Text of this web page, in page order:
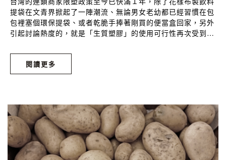
提袋在文青界掀起了一陣潮流、無論男女老幼都已經習慣在包
包裡塞個環保提袋、或者乾脆手捧著剛買的便當盒回家，另外
引起討論熱度的，就是「生質塑膠」的使用可行性再次受到廣
詞，生質塑膠聽起來專業難懂，但其實概念很簡單，就是「可
受生物、環境自然分解的塑膠」。聽起來超炫，我們平常買便
當、買水果的塑膠袋，如果替換成生質塑膠，是不是就可以解
閱讀更多